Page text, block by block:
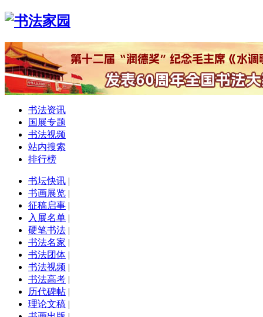
书法资讯
国展专题
书法视频
站内搜索
排行榜
书坛快讯 |
书画展览 |
征稿启事 |
入展名单 |
硬笔书法 |
书法名家 |
书法团体 |
书法视频 |
书法高考 |
历代碑帖 |
理论文稿 |